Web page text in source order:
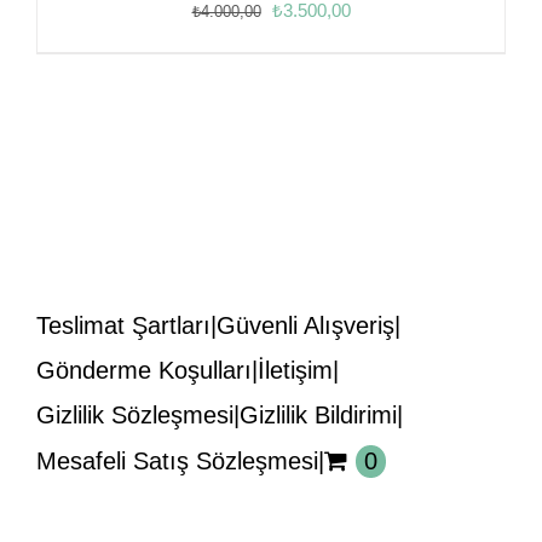
₺4.000,00
Orijinal
₺3.500,00Şu
Teslimat Şartları Güvenli Alışveriş
Gönderme Koşulları İletişim
Gizlilik Sözleşmesi Gizlilik Bildirimi
Mesafeli Satış Sözleşmesi
0